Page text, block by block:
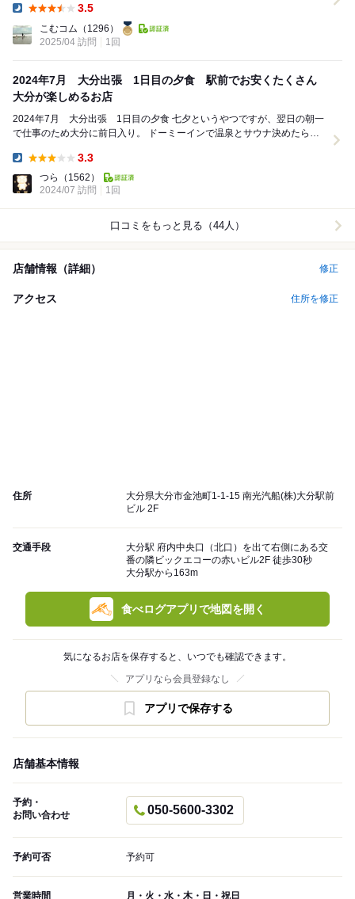
3.5
こむコム （1296）
2025/04 訪問
1回
2024年7月 大分出張 1日目の夕食 駅前でお安くたくさん
大分が楽しめるお店
2024年7月 大分出張 1日目の夕食 七夕というやつですが、翌日の朝一
で仕事のため大分に前日入り。 ドーミーインで温泉とサウナ決めたら同
3.3
つら
（1562）
2024/07 訪問
1回
口コミをもっと見る（44人）
店舗情報（詳細） 修正
アクセス 住所を修正
住所
大分県大分市金池町1-1-15 南光汽船(株)大分駅前
ビル 2F
交通手段
大分駅 府内中央口（北口）を出て右側にある交
番の隣ビックエコーの赤いビル2F 徒歩30秒
大分駅から163m
食べログアプリで地図を開く
気になるお店を保存すると、いつでも確認できます。
アプリなら会員登録なし
アプリで保存する
店舗基本情報
予約・
お問い合わせ
050-5600-3302
予約可否 予約可
営業時間 月・火・水・木・日・祝日